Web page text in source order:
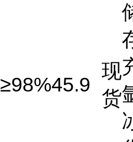
≥98%45.9
现
货